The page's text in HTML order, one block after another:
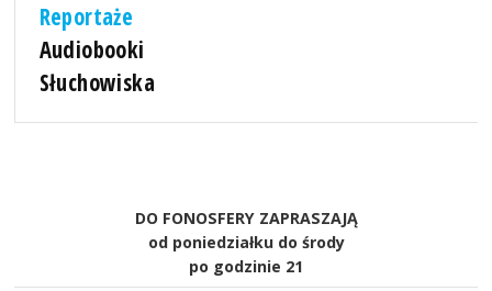
Reportaże
Audiobooki
Słuchowiska
DO FONOSFERY ZAPRASZAJĄ
od poniedziałku do środy
po godzinie 21